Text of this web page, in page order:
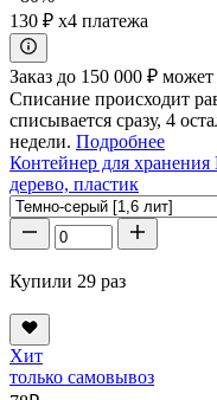
130 ₽ x4 платежа
Заказ до 150 000 ₽
Списание происходит
списывается сразу, 4
недели. Подробнее
Контейнер для
дерево, пластик
Купили 29 раз
Хит
только самовывоз